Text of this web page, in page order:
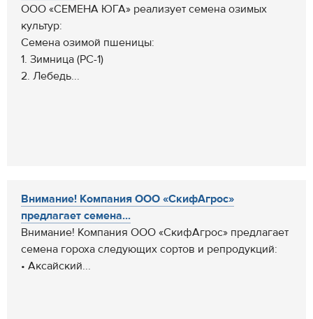
ООО «СЕМЕНА ЮГА» реализует семена озимых
культур:
Семена озимой пшеницы:
1. Зимница (РС-1)
2. Лебедь...
Внимание! Компания ООО «СкифАгрос»
предлагает семена...
Внимание! Компания ООО «СкифАгрос» предлагает
семена гороха следующих сортов и репродукций:
• Аксайский...